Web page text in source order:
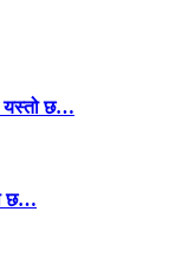
यस्तो छ…
छ…